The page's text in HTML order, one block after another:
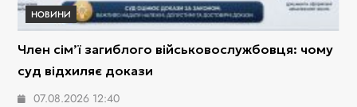
НОВИНИ
Член сім’ї загиблого військовослужбовця: чому
суд відхиляє докази
07.08.2026 12:40